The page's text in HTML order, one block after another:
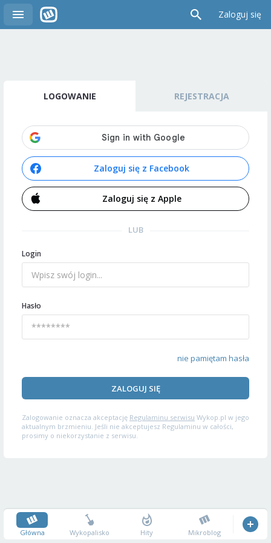
Zaloguj się
LOGOWANIE REJESTRACJA
Zaloguj się z Facebook
Zaloguj się z Apple
LUB
Login
Hasło
nie pamiętam hasła
ZALOGUJ SIĘ
Zalogowanie oznacza akceptację Regulaminu serwisu Wykop.pl w jego
aktualnym brzmieniu. Jeśli nie akceptujesz Regulaminu w całości,
prosimy o niekorzystanie z serwisu.
Główna Wykopalisko Hity Mikroblog